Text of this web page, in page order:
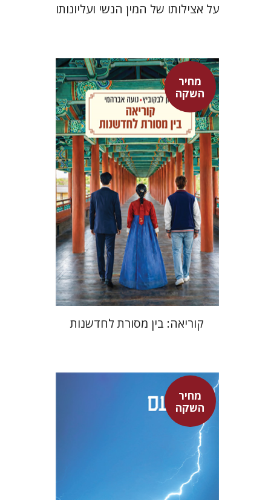
על אצילותו של המין הנשי ועליונותו
מחיר
השקה
אלון לבקוביץ נועה אברהמי
מחיר השקה
$35
$24
קוריאה: בין מסורת לחדשנות
מחיר
השקה
סנקה
דבורה גילולה
דבורה גילולה